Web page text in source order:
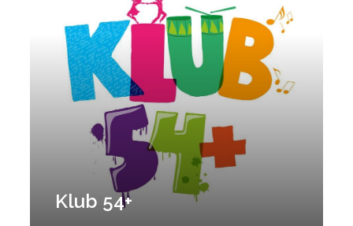
Klub 54+